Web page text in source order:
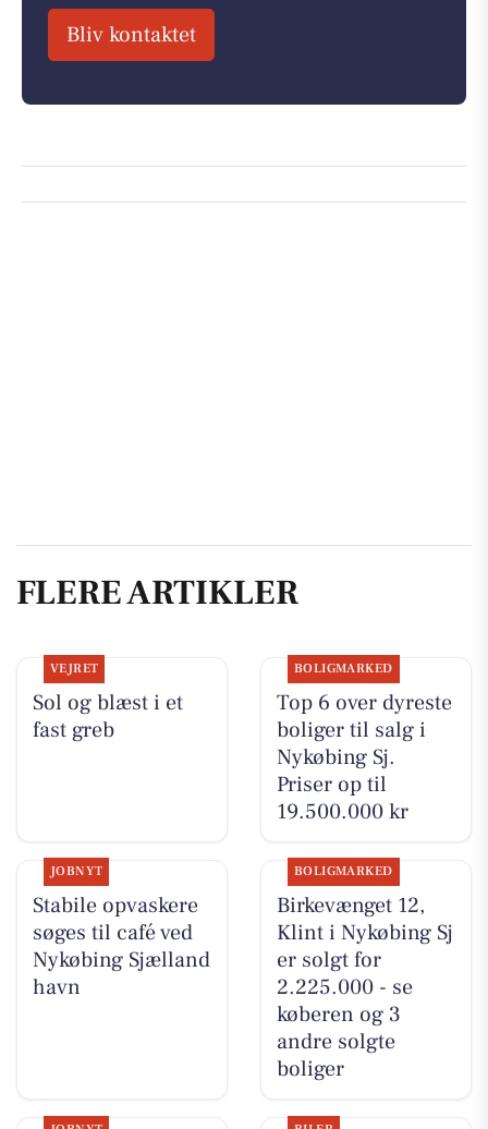
Bliv kontaktet
FLERE ARTIKLER
VEJRET
Sol og blæst i et
fast greb
BOLIGMARKED
Top 6 over dyreste
boliger til salg i
Nykøbing Sj.
Priser op til
19.500.000 kr
JOBNYT
Stabile opvaskere
søges til café ved
Nykøbing Sjælland
havn
BOLIGMARKED
Birkevænget 12,
Klint i Nykøbing Sj
er solgt for
2.225.000 - se
køberen og 3
andre solgte
boliger